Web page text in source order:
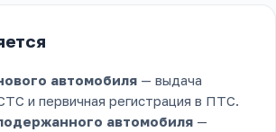
автомобиля — выдача
и первичная регистрация в ПТС.
автомобиля —